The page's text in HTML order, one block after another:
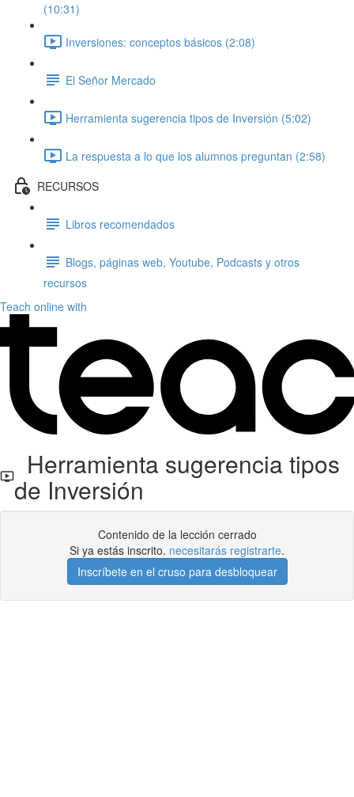
(10:31)
Inversiones: conceptos básicos (2:08)
El Señor Mercado
Herramienta sugerencia tipos de Inversión (5:02)
La respuesta a lo que los alumnos preguntan (2:58)
RECURSOS
Libros recomendados
Blogs, páginas web, Youtube, Podcasts y otros
recursos
Teach online with
Herramienta sugerencia tipos
de Inversión
Contenido de la lección cerrado
Si ya estás inscrito. necesitarás registrarte.
Inscríbete en el cruso para desbloquear